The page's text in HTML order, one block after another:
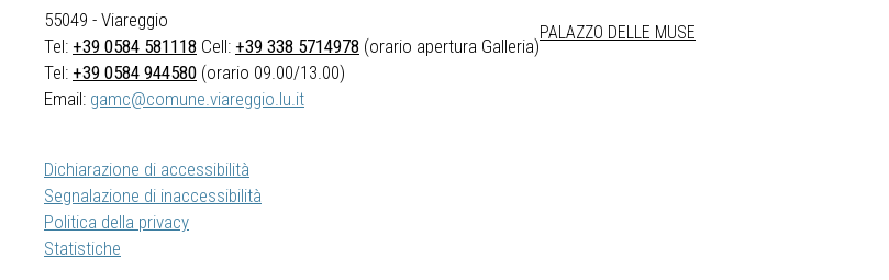
55049 - Viareggio
Tel: +39 0584 581118 Cell: +39 338 5714978 (orario apertura Galleria)
Tel: +39 0584 944580 (orario 09.00/13.00)
Email: gamc@comune.viareggio.lu.it
Dichiarazione di accessibilità
Segnalazione di inaccessibilità
Politica della privacy
Statistiche
PALAZZO DELLE MUSE